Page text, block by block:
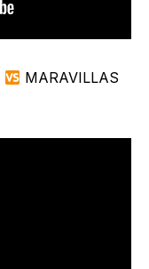
MARAVILLAS